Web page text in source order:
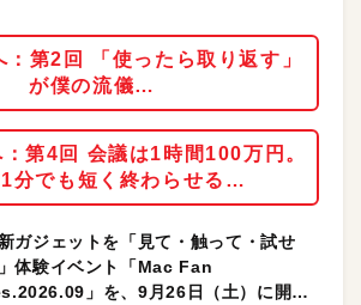
：第2回 「使ったら取り返す」
が僕の流儀…
第4回 会議は1時間100万円。
分でも短く終わらせる…
ガジェットを「見て・触って・試せ
体験イベント「Mac Fan
」を、9月26日（土）に開催